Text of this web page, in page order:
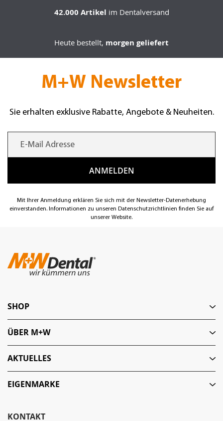
42.000 Artikel im Dentalversand
Heute bestellt, morgen geliefert
M+W Newsletter
Sie erhalten exklusive Rabatte, Angebote & Neuheiten.
Mit Ihrer Anmeldung erklären Sie sich mit der Newsletter-Datenerhebung
einverstanden. Informationen zu unseren Datenschutzrichtlinien finden Sie auf
unserer Website.
KONTAKT
SHOP
ÜBER M+W
AKTUELLES
EIGENMARKE